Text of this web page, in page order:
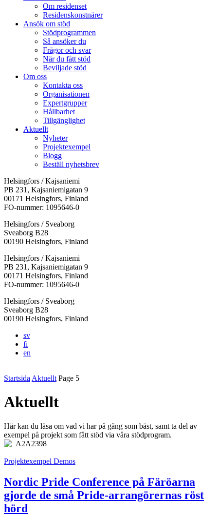
Om residenset
Residenskonstnärer
Ansök om stöd
Stödprogrammen
Så ansöker du
Frågor och svar
När du fått stöd
Beviljade stöd
Om oss
Kontakta oss
Organisationen
Expertgrupper
Hållbarhet
Tillgänglighet
Aktuellt
Nyheter
Projektexempel
Blogg
Beställ nyhetsbrev
Helsingfors / Kajsaniemi
PB 231, Kajsaniemigatan 9
00171 Helsingfors, Finland
FO-nummer: 1095646-0
Helsingfors / Sveaborg
Sveaborg B28
00190 Helsingfors, Finland
Facebook:
Öppnas
i
en
flik
Instagram:
Öppnas
i
en
flik
TikTok:
Öppnas
i
en
flik
Youtube:
Öppnas
i
en
flik
Vimeo:
Öppnas
i
en
flik
Helsingfors / Kajsaniemi
PB 231, Kajsaniemigatan 9
00171 Helsingfors, Finland
FO-nummer: 1095646-0
Helsingfors / Sveaborg
Sveaborg B28
00190 Helsingfors, Finland
sv
fi
en
Startsida Aktuellt Page 5
Aktuellt
Här kan du läsa om vad vi har på gång som bäst, samt ta del av
exempel på projekt som fått stöd via våra stödprogram.
Projektexempel Demos
Nordic Pride Conference på Färöarna
gjorde de små Pride-arrangörernas röst
hörd